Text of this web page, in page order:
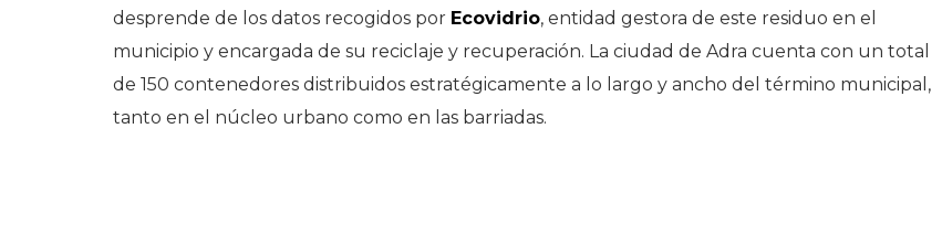
desprende de los datos recogidos por Ecovidrio, entidad gestora de este residuo en el
municipio y encargada de su reciclaje y recuperación. La ciudad de Adra cuenta con un total
de 150 contenedores distribuidos estratégicamente a lo largo y ancho del término municipal,
tanto en el núcleo urbano como en las barriadas.